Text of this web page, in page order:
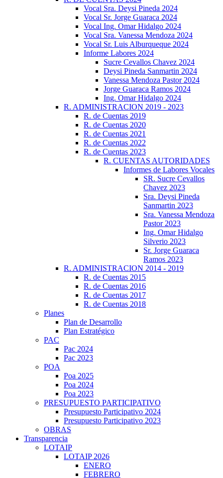
Vocal Sra. Deysi Pineda 2024
Vocal Sr. Jorge Guaraca 2024
Vocal Ing. Omar Hidalgo 2024
Vocal Sra. Vanessa Mendoza 2024
Vocal Sr. Luis Alburqueque 2024
Informe Labores 2024
Sucre Cevallos Chavez 2024
Deysi Pineda Sanmartin 2024
Vanessa Mendoza Pastor 2024
Jorge Guaraca Ramos 2024
Ing. Omar Hidalgo 2024
R. ADMINISTRACION 2019 - 2023
R. de Cuentas 2019
R. de Cuentas 2020
R. de Cuentas 2021
R. de Cuentas 2022
R. de Cuentas 2023
R. CUENTAS AUTORIDADES
Informes de Labores Vocales
SR. Sucre Cevallos
Chavez 2023
Sra. Deysi Pineda
Sanmartin 2023
Sra. Vanessa Mendoza
Pastor 2023
Ing. Omar Hidalgo
Silverio 2023
Sr. Jorge Guaraca
Ramos 2023
R. ADMINISTRACION 2014 - 2019
R. de Cuentas 2015
R. de Cuentas 2016
R. de Cuentas 2017
R. de Cuentas 2018
Planes
Plan de Desarrollo
Plan Estratégico
PAC
Pac 2024
Pac 2023
POA
Poa 2025
Poa 2024
Poa 2023
PRESUPUESTO PARTICIPATIVO
Presupuesto Participativo 2024
Presupuesto Participativo 2023
OBRAS
Transparencia
LOTAIP
LOTAIP 2026
ENERO
FEBRERO